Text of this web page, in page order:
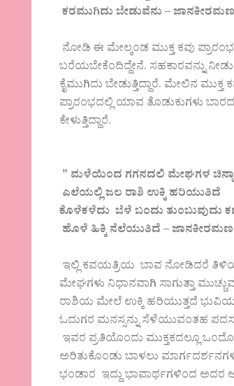
ಕರಮುಗಿದು ಬೇಡುವೆನು –
ನೋಡಿ ಈ ಮೇಲ್ಕಂಡ ಮುಕ್ತ ಕವು
ಬರೆಯಬೇಕೆಂದಿದ್ದೇನೆ. ಸಹಕಾರವನ್ನು
ಕೈಮುಗಿದು ಬೇಡುತ್ತಿದ್ದಾರೆ. ಮೇಲಿನ
ಪ್ರಾರಂಭದಲ್ಲಿ ಯಾವ ತೊಡುಕುಗಳು
ಕೇಳುತ್ತಿದ್ದಾರೆ.
” ಮಳೆಯಿಂದ ಗಗನದಲಿ ಮೇಘಗಳ
ಎಲೆಯಲ್ಲಿ ಜಲ ರಾಶಿ ಉಕ್ಕಿ ಹರಿಯುತಿದೆ
ಕೊಳೆಕಳೆದು ಬೆಳೆ ಬಂದು ತುಂಬುವುದು
ಹೊಳೆ ಹಿಕ್ಕಿ ನೆಲೆಯುತಿದೆ –
ಇಲ್ಲಿ ಕವಯತ್ರಿಯ ಬಾವ ನೋಡಿದರೆ
ಮೇಘಗಳು ನಿಧಾನವಾಗಿ ಸಾಗುತ್ತಾ
ರಾಶಿಯ ಮೇಲೆ ಉಕ್ಕಿ ಹರಿಯುತ್ತದೆ ಭುವಿಯ
ಓದುಗರ ಮನಸ್ಸನ್ನು ಸೆಳೆಯುವಂತಹ
ಇವರ ಪ್ರತಿಯೊಂದು ಮುಕ್ತಕದಲ್ಲೂ
ಅರಿತುಕೊಂಡು ಬಾಳಲು
ಭಂಡಾರ ಇದ್ದು ಭಾವಾರ್ಥಗಳಿಂದ ಅದರ